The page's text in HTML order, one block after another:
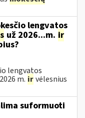
lengvatos
už 2026...m. ir
lengvatos
m. irvėlesnius
suformuoti